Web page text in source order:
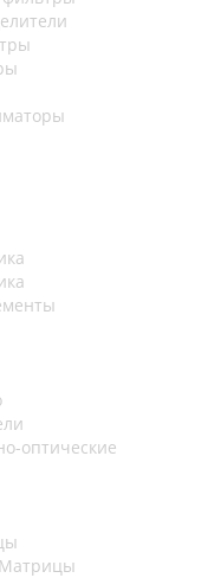
оптические